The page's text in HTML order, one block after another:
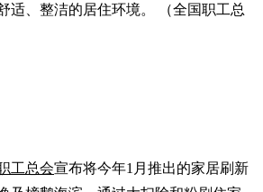
适、整洁的居住环境。 （全国职工总
工总会宣布将今年1月推出的家居刷新